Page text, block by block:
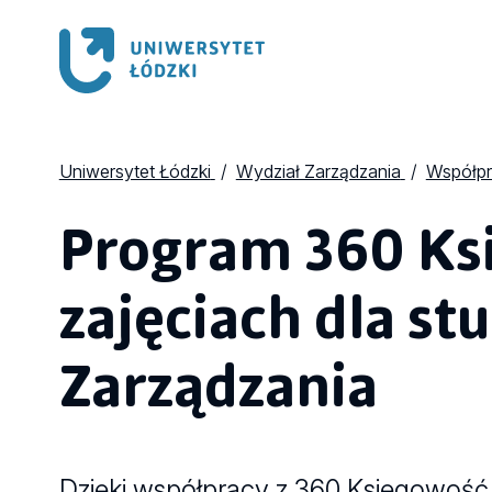
Uniwersytet Łódzki Wydział Zarządzania
Program 360
zajęciach dla
Zarządzania